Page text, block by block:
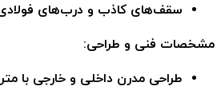
سقف‌های کاذب و درب‌های
مشخصات فنی و طراحی:
طراحی مدرن داخلی و خارجی با